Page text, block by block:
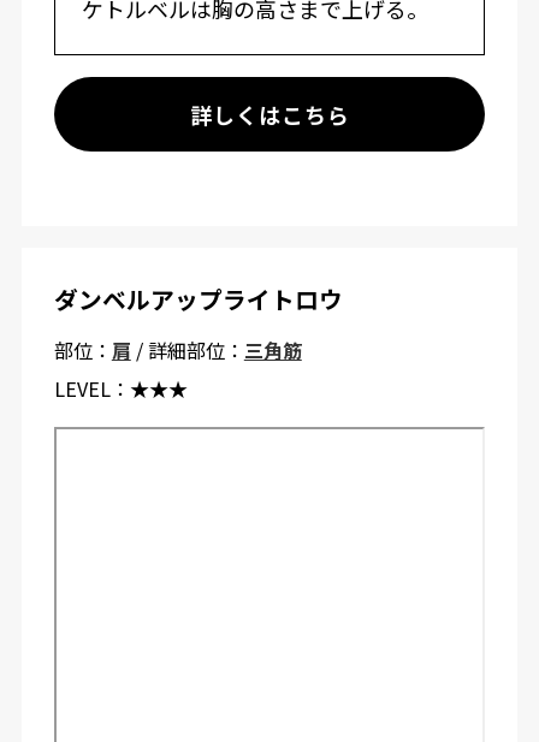
ケトルベルは胸の高さまで上げる。
詳しくはこちら
ダンベルアップライトロウ
部位： 肩 / 詳細部位： 三角筋
LEVEL： ★★★